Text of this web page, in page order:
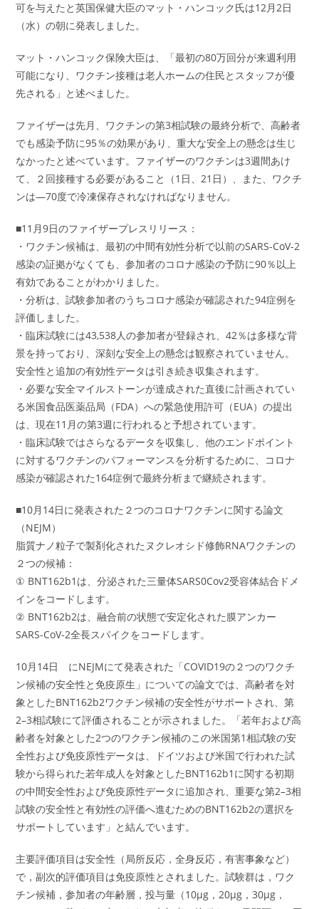
可を与えたと英国保健大臣のマット・ハンコック氏は12月2日
（水）の朝に発表しました。
マット・ハンコック保険大臣は、「最初の80万回分が来週利用
可能になり、ワクチン接種は老人ホームの住民とスタッフが優
先される」と述べました。
ファイザーは先月、ワクチンの第3相試験の最終分析で、高齢者
でも感染予防に95％の効果があり、重大な安全上の懸念は生じ
なかったと述べています。ファイザーのワクチンは3週間あけ
て、２回接種する必要があること（1日、21日）、また、ワクチ
ンは―70度で冷凍保存されなければなりません。
■11月9日のファイザープレスリリース：
・ワクチン候補は、最初の中間有効性分析で以前のSARS-CoV-2
感染の証拠がなくても、参加者のコロナ感染の予防に90％以上
有効であることがわかりました。
・分析は、試験参加者のうちコロナ感染が確認された94症例を
評価しました。
・臨床試験には43,538人の参加者が登録され、42％は多様な背
景を持っており、深刻な安全上の懸念は観察されていません。
安全性と追加の有効性データは引き続き収集されます。
・必要な安全マイルストーンが達成された直後に計画されてい
る米国食品医薬品局（FDA）への緊急使用許可（EUA）の提出
は、現在11月の第3週に行われると予想されています。
・臨床試験ではさらなるデータを収集し、他のエンドポイント
に対するワクチンのパフォーマンスを分析するために、コロナ
感染が確認された164症例で最終分析まで継続されます。
■10月14日に発表された２つのコロナワクチンに関する論文
（NEJM）
脂質ナノ粒子で製剤化されたヌクレオシド修飾RNAワクチンの
２つの候補：
① BNT162b1は、分泌された三量体SARS0Cov2受容体結合ドメ
インをコードします。
② BNT162b2は、融合前の状態で安定化された膜アンカー
SARS-CoV-2全長スパイクをコードします。
10月14日 にNEJMにて発表された「COVID19の２つのワクチ
ン候補の安全性と免疫原生」についての論文では、高齢者を対
象としたBNT162b2ワクチン候補の安全性がサポートされ、第
2–3相試験にて評価されることが示されました。「若年および高
齢者を対象とした2つのワクチン候補のこの米国第1相試験の安
全性および免疫原性データは、ドイツおよび米国で行われた試
験から得られた若年成人を対象としたBNT162b1に関する初期
の中間安全性および免疫原性データに追加され、重要な第2–3相
試験の安全性と有効性の評価へ進むためのBNT162b2の選択を
サポートしています」と結んでいます。
主要評価項目は安全性（局所反応，全身反応，有害事象など）
で，副次的評価項目は免疫原性とされました。試験群は，ワク
チン候補，参加者の年齢層，投与量（10μg，20μg，30μg，